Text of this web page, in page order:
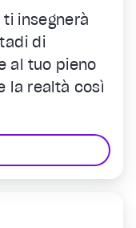
insegnerà
di
al tuo pieno
la realtà così